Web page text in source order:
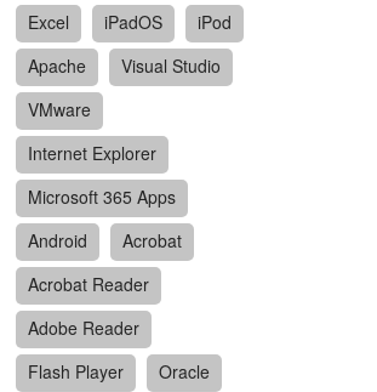
Excel
iPadOS
iPod
Apache
Visual Studio
VMware
Internet Explorer
Microsoft 365 Apps
Android
Acrobat
Acrobat Reader
Adobe Reader
Flash Player
Oracle